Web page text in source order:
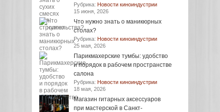
Рубрика: Новости киноиндустрии
15 июня, 2026
Что нужно знать о маникюрных
столах?
Рубрика: Новости киноиндустрии
25 мая, 2026
Парикмахерские тумбы: удобство
и порядок в рабочем пространстве
салона
Рубрика: Новости киноиндустрии
18 мая, 2026
Магазин гитарных аксессуаров
при мастерской в Санкт-